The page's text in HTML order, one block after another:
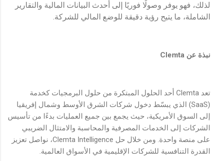
لذلك، فهو يوفر وصولًا فوريًا إلى أحدث البيانات المالية والتقارير
الشاملة، ما يتيح رؤية دقيقة للوضع المالي للشركة.
نبذة عن Clemta
تعد Clemta أحد الحلول المبتكرة من حلول البرمجيات كخدمة
(SaaS) الذي يبسّط دخول شركات الشرق الأوسط وشمال إفريقيا
إلى السوق الأمريكية، حيث يجمع بين جميع العمليات بدءًا من تأسيس
الشركات إلى الخدمات المصرفية والمحاسبة والامتثال الضريبي
على منصة واحدة. ومن خلال حل Clemta Intelligence، نواصل تعزيز
القدرة التنافسية للشركات الإقليمية في الأسواق العالمية.